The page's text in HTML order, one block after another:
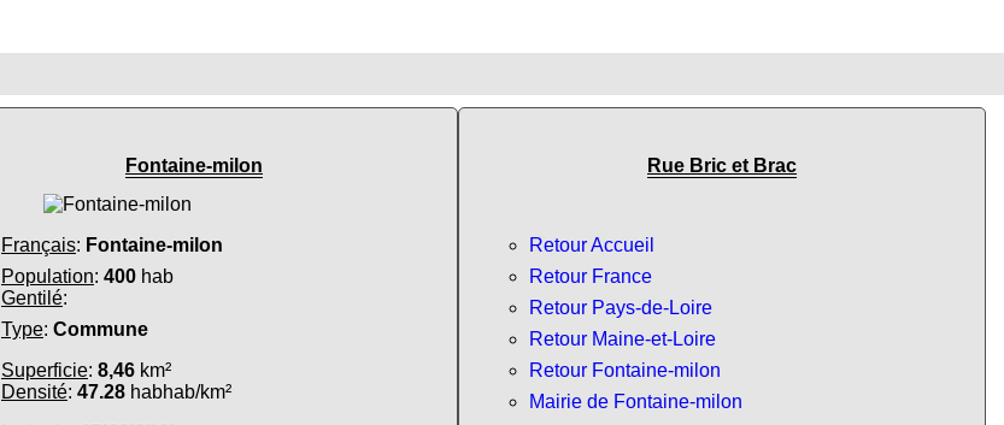
Fontaine-milon
Français: Fontaine-milon
Population: 400 hab
Gentilé:
Type: Commune
Superficie: 8,46 km²
Densité: 47.28 habhab/km²
Rue Bric et Brac
Retour Accueil
Retour France
Retour Pays-de-Loire
Retour Maine-et-Loire
Retour Fontaine-milon
Mairie de Fontaine-milon